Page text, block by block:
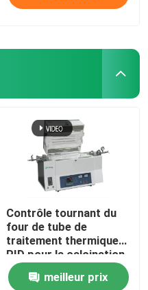
Contrôle tournant du
four de tube de
traitement thermique
PID pour la calcination
et le séchage de
laboratoiremeilleur prix